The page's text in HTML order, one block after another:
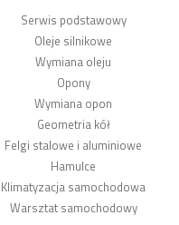
Serwis podstawowy
Oleje silnikowe
Wymiana oleju
Opony
Wymiana opon
Geometria kół
Felgi stalowe i aluminiowe
Hamulce
Klimatyzacja samochodowa
Warsztat samochodowy